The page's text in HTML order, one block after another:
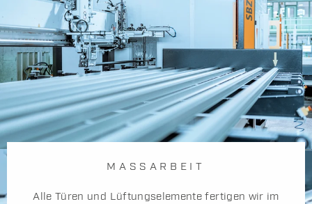
0
MASSARBEIT
Alle Türen und Lüftungselemente fertigen wir im